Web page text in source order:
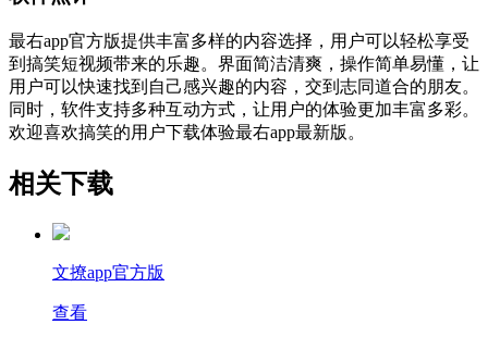
最右app官方版提供丰富多样的内容选择，用户可以轻松享受
到搞笑短视频带来的乐趣。界面简洁清爽，操作简单易懂，让
用户可以快速找到自己感兴趣的内容，交到志同道合的朋友。
同时，软件支持多种互动方式，让用户的体验更加丰富多彩。
欢迎喜欢搞笑的用户下载体验最右app最新版。
相关下载
文撩app官方版
查看